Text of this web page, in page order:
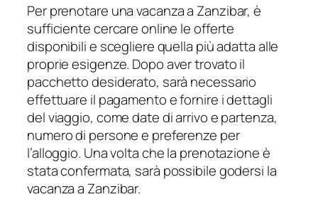
Per prenotare una vacanza a Zanzibar, è
sufficiente cercare online le offerte
disponibili e scegliere quella più adatta alle
proprie esigenze. Dopo aver trovato il
pacchetto desiderato, sarà necessario
effettuare il pagamento e fornire i dettagli
del viaggio, come date di arrivo e partenza,
numero di persone e preferenze per
l’alloggio. Una volta che la prenotazione è
stata confermata, sarà possibile godersi la
vacanza a Zanzibar.